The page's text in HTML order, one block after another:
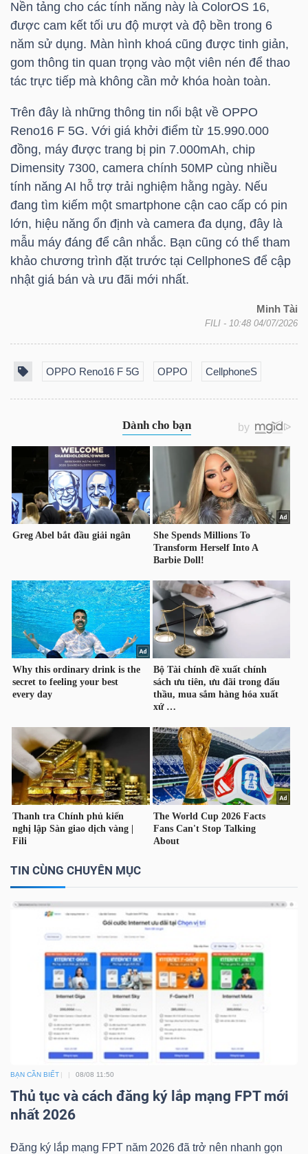
Nền tảng cho các tính năng này là ColorOS 16,
được cam kết tối ưu độ mượt và độ bền trong 6
năm sử dụng. Màn hình khoá cũng được tinh giản,
gom thông tin quan trọng vào một viên nén để thao
tác trực tiếp mà không cần mở khóa hoàn toàn.
Trên đây là những thông tin nổi bật về OPPO
Reno16 F 5G. Với giá khởi điểm từ 15.990.000
đồng, máy được trang bị pin 7.000mAh, chip
Dimensity 7300, camera chính 50MP cùng nhiều
tính năng AI hỗ trợ trải nghiệm hằng ngày. Nếu
đang tìm kiếm một smartphone cận cao cấp có pin
lớn, hiệu năng ổn định và camera đa dụng, đây là
mẫu máy đáng để cân nhắc. Bạn cũng có thể tham
khảo chương trình đặt trước tại CellphoneS để cập
nhật giá bán và ưu đãi mới nhất.
Minh Tài
FILI - 10:48 04/07/2026
OPPO Reno16 F 5G OPPO CellphoneS
TIN CÙNG CHUYÊN MỤC
BẠN CẦN BIẾT 08/08 11:50
Thủ tục và cách đăng ký lắp mạng FPT mới
nhất 2026
Đăng ký lắp mạng FPT năm 2026 đã trở nên nhanh gọn
YẾU
TIÊU
DÙNG
THIẾT
YẾU
CHĂM
KHỎE
TÀI
CÔNG
NGHỆ
THÔNG
TIN
DỊCH
VỤ
TRUYỀN
THÔNG
TIỆN
ÍCH
BẤT
ĐỘNG
SẢN
chứng
khoán
Tất cả Cổ phiếu Chỉ số Chứng chỉ quỹ
Lãnh
đạo
(-)